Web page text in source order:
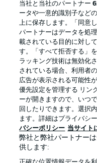
プライバシー・ポリシ
利用条件
求人
当サイトについて
当社と当社のパートナー
ータや一意的識別子など
上に保存します。「同意
パートナーはデータを処
載されている目的に対し
す。「すべて拒否する」
ラッキング技術は無効化
されている場合、利用者
広告が表示される可能性
優先設定を管理する リン
ーが開きますので、いつ
回したりできます。選択
ます。詳細はプライバシ
バシーポリシー 当サイト
弊社と弊社パートナー
供します: